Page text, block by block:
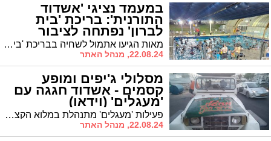
במעמד נציגי 'אשדוד
התורנית': בריכת 'בית
לברון' נפתחה לציבור
החרדי מאות הגיעו אתמול לשחיה בבריכת 'בית לברון' שבה החלה לראשונה שחיה נפרדת. בין הבאים: נציגי 'אשדוד התורנית' שדאגו לפתיחת הבריכה. וכעת מפרסמים ב'אשדוד התורנית' את הוראתו של הגרי"ב שרייבר שליט"א
22.08.24, מנהל האתר
מסלולי ג'יפים ומופע
קסמים - אשדוד חגגה עם
'מעגלים' (וידאו)
פעילות 'מעגלים' מתנהלת במלוא הקצב, ואתמול (ד) נהנו מאות משפחות מטיול ג'יפים אתגרי שלא ישכח. זאת, לצד יתר הפעילויות לכל ילדי המשפחה
22.08.24, מנהל האתר